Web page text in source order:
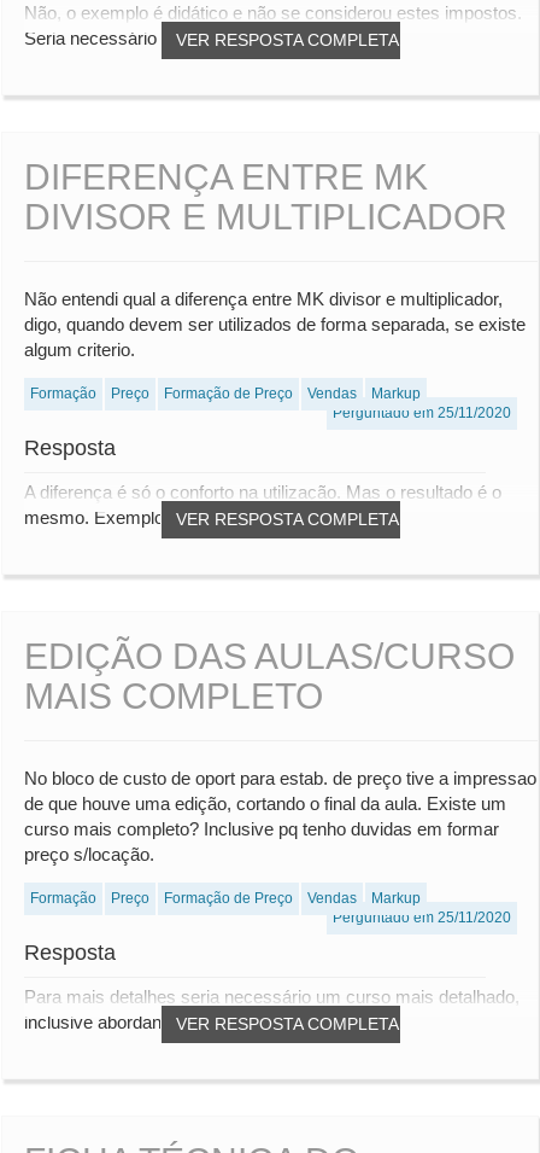
VER RESPOSTA COMPLETA
Não, o exemplo é didático e não se considerou estes impostos.
Seria necessário um novo exemplo consi...
DIFERENÇA ENTRE MK
DIVISOR E MULTIPLICADOR
Não entendi qual a diferença entre MK divisor e multiplicador,
digo, quando devem ser utilizados de forma separada, se existe
algum criterio.
Formação Preço Formação de Preço Vendas
Markup
Perguntado em 25/11/2020
Resposta
VER RESPOSTA COMPLETA
A diferença é só o conforto na utilização. Mas o resultado é o
mesmo. Exemplo: 10 x 2 = 20, semelha...
EDIÇÃO DAS AULAS/CURSO
MAIS COMPLETO
No bloco de custo de oport para estab. de preço tive a impressao
de que houve uma edição, cortando o final da aula. Existe um
curso mais completo? Inclusive pq tenho duvidas em formar
preço s/locação.
Formação Preço Formação de Preço Vendas
Markup
Perguntado em 25/11/2020
Resposta
VER RESPOSTA COMPLETA
Para mais detalhes seria necessário um curso mais detalhado,
inclusive abordando posicionamento de p...